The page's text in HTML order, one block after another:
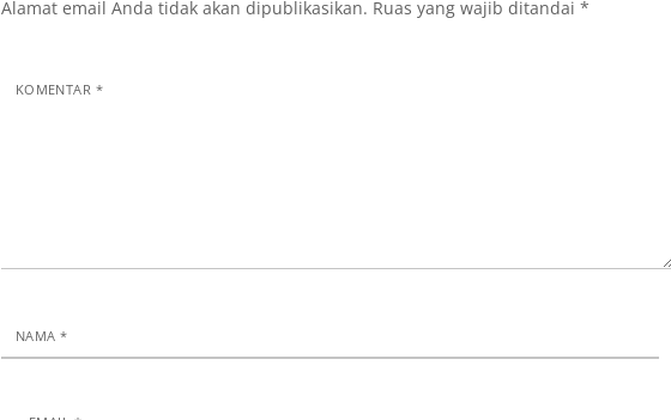
Alamat email Anda tidak akan dipublikasikan. Ruas yang wajib ditandai *
KOMENTAR *
NAMA *